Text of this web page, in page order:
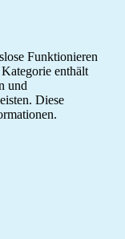
Funktionieren
enthält
und
Diese